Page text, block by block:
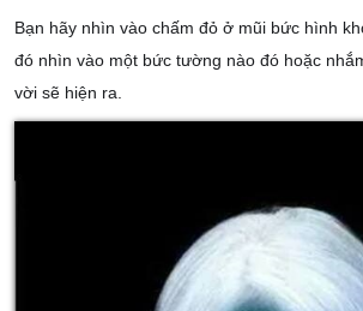
Bạn hãy nhìn vào chấm đỏ ở mũi bức hình
đó nhìn vào một bức tường nào đó hoặc
vời sẽ hiện ra.